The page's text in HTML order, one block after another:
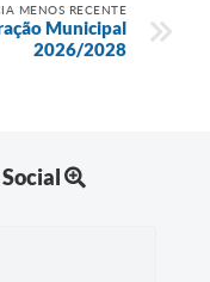
MENOS RECENTE
Municipal
2026/2028
Social